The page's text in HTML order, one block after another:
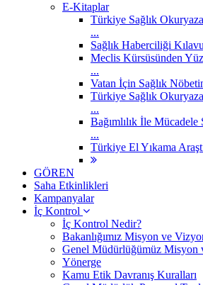
E-Kitaplar
Türkiye Sağlık
...
Sağlık Haberciliği
Meclis Kürsüsünden
...
Vatan İçin Sağlık
Türkiye Sağlık
...
Bağımlılık İle
...
Türkiye El Yıkama
GÖREN
Saha Etkinlikleri
Kampanyalar
İç Kontrol
İç Kontrol Nedir?
Bakanlığımız Misyon ve
Genel Müdürlüğümüz Misyon
Yönerge
Kamu Etik Davranış Kuralları